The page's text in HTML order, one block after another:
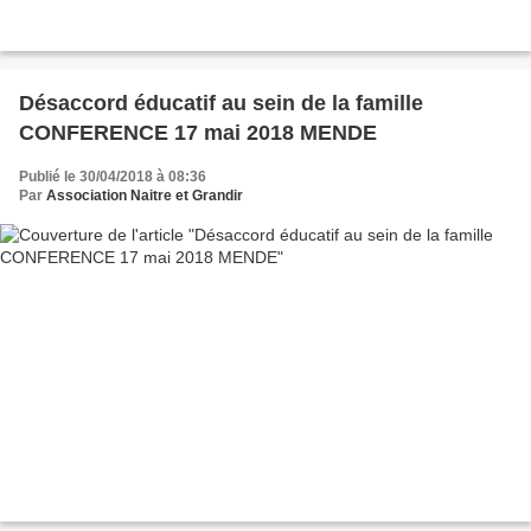
Désaccord éducatif au sein de la famille
CONFERENCE 17 mai 2018 MENDE
Publié le 30/04/2018 à 08:36
Par Association Naitre et Grandir